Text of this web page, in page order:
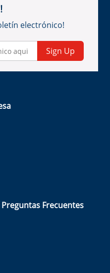
electrónico!
Sign Up
Frecuentes